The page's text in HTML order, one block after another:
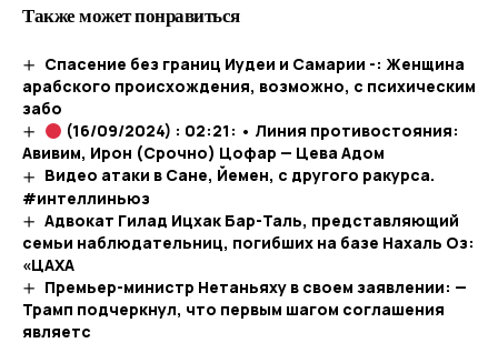
Также может понравиться
Спасение без границ Иудеи и Самарии -: Женщина
арабского происхождения, возможно, с психическим
забо
(16/09/2024) : 02:21: • Линия противостояния:
Авивим, Ирон (Срочно) Цофар — Цева Адом
Видео атаки в Сане, Йемен, с другого ракурса.
#интеллиньюз
Адвокат Гилад Ицхак Бар-Таль, представляющий
семьи наблюдательниц, погибших на базе Нахаль Оз:
«ЦАХА
Премьер-министр Нетаньяху в своем заявлении: —
Трамп подчеркнул, что первым шагом соглашения
являетс